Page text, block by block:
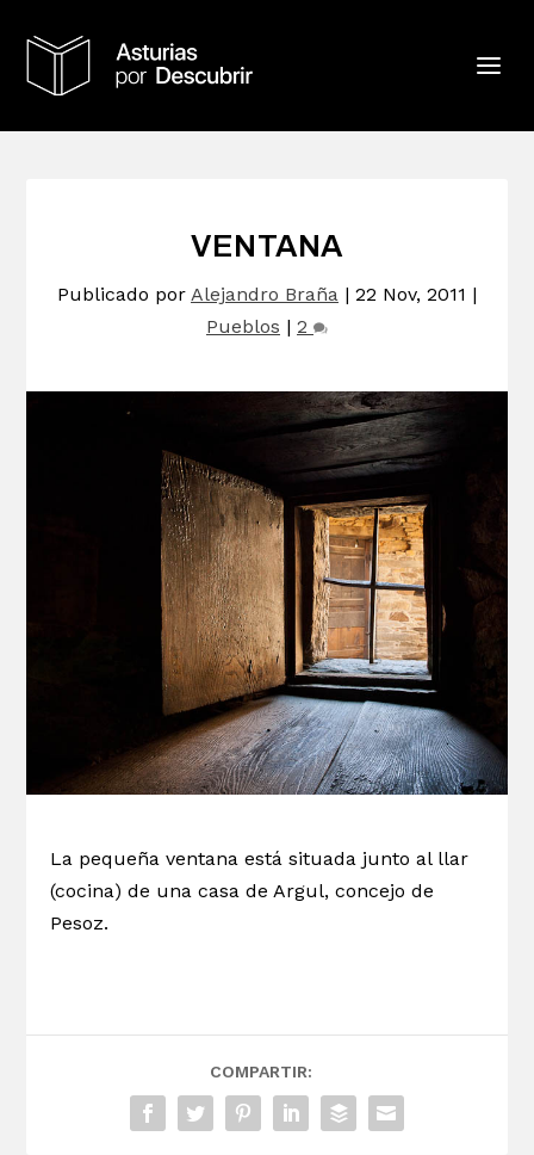
VENTANA
Publicado por Alejandro Braña | 22 Nov, 2011 |
Pueblos | 2
La pequeña ventana está situada junto al llar
(cocina) de una casa de Argul, concejo de
Pesoz.
COMPARTIR: